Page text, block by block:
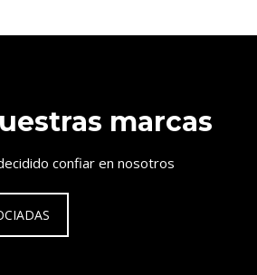
marcas
confiar en nosotros